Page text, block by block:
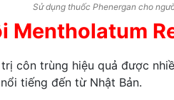
Sử dụng thuốc Phenergan cho
Mentholatum
côn trùng hiệu quả được
tiếng đến từ Nhật Bản.